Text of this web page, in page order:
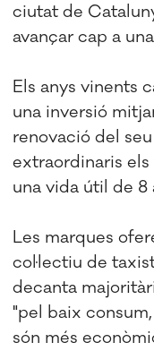
ciutat de
avançar cap a
Els anys vinents
una inversió
renovació del
extraordinaris
una vida útil de 8
Les marques
col·lectiu de
decanta
"pel baix
són més